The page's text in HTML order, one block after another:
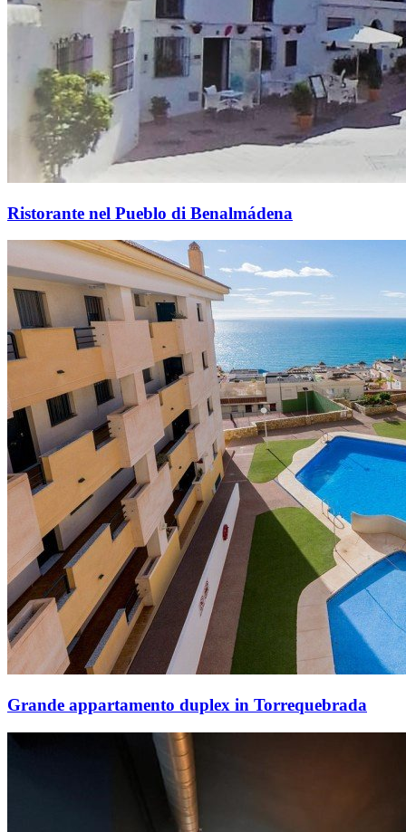
Ristorante nel Pueblo di Benalmádena
Grande appartamento duplex in Torrequebrada